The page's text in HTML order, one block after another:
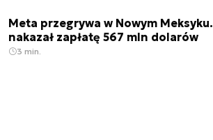
Meta przegrywa w Nowym
nakazał zapłatę 567 mln dolarów
3 min.